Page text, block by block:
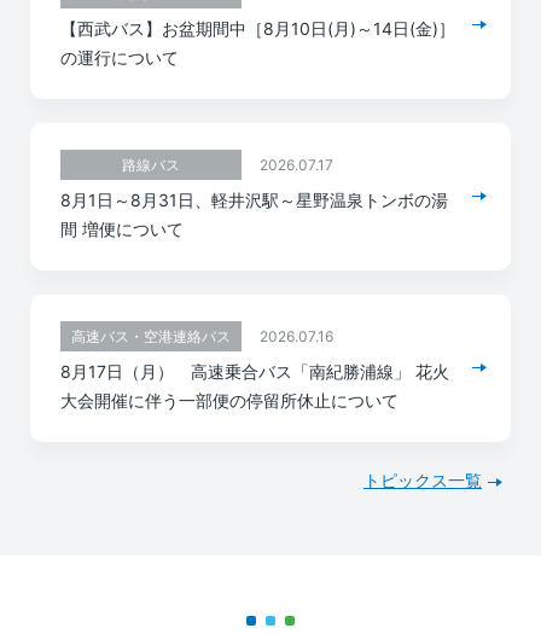
【西武バス】お盆期間中［8月10日(月)～14日(金)］
の運行について
路線バス 2026.07.17
8月1日～8月31日、軽井沢駅～星野温泉トンボの湯
間 増便について
高速バス・空港連絡バス 2026.07.16
8月17日（月） 高速乗合バス「南紀勝浦線」 花火
大会開催に伴う一部便の停留所休止について
トピックス一覧